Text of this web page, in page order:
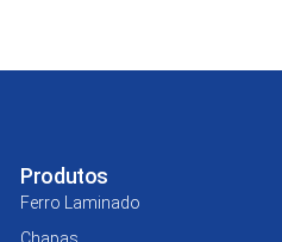
Produtos
Ferro Laminado